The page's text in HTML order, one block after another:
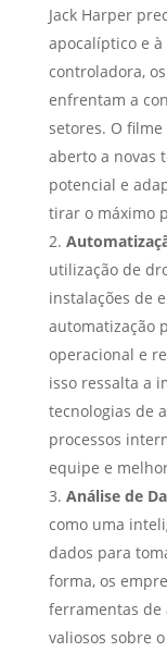
Jack Harper
apocalíptico e
controladora,
enfrentam a
setores. O
aberto a novas
potencial e
tirar o máximo
utilização de
instalações de
automatização
operacional e
isso ressalta a
tecnologias de
processos
equipe e
Análise de
como uma
dados para
forma, os
ferramentas de
valiosos sobre